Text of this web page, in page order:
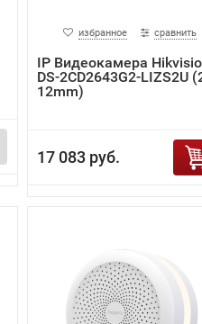
избранное сравнить
IP Видеокамера
DS-2CD2643G2-LIZS2U
12mm)
17 083 руб.